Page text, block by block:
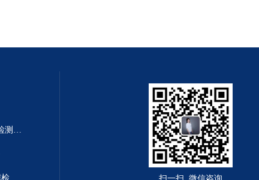
YT-VOCS-AVOC在线检测仪 VOC检测仪|TVOC检测仪